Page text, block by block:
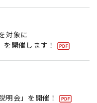
対象に
開催します！
明会」を開催！